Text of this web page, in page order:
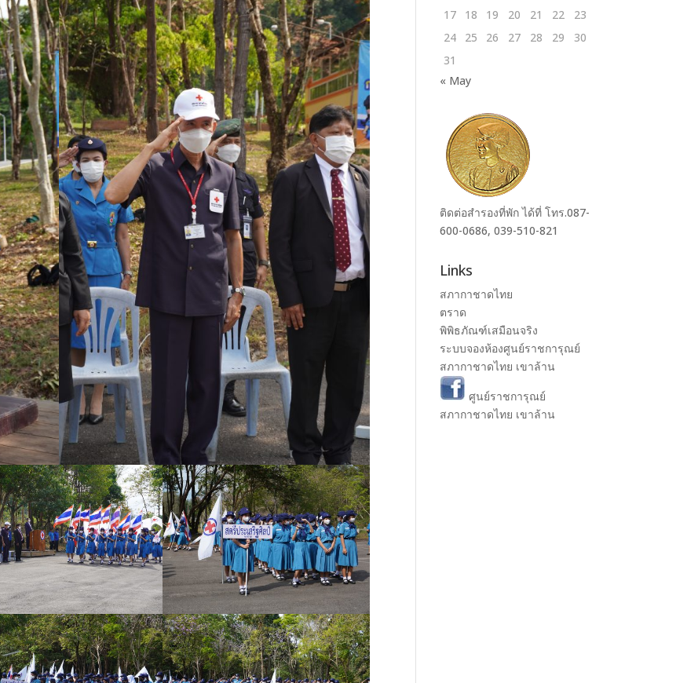
17
18 19 20 21 22
23
24
25 26 27 28 29
30
31
« May
ติดต่อสำรองที่พัก ได้ที่ โทร.087-
600-0686, 039-510-821
Links
สภากาชาดไทย
ตราด
พิพิธภัณฑ์เสมือนจริง
ระบบจองห้องศูนย์ราชการุณย์
สภากาชาดไทย เขาล้าน
ศูนย์ราชการุณย์
สภากาชาดไทย เขาล้าน